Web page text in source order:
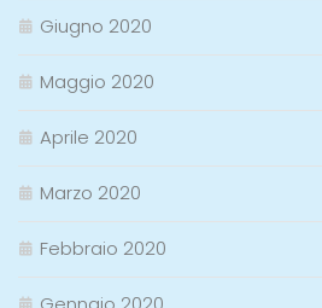
Giugno 2020
Maggio 2020
Aprile 2020
Marzo 2020
Febbraio 2020